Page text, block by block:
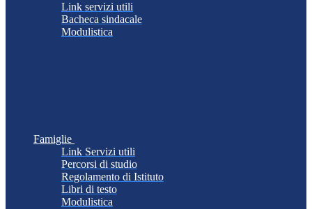
Link servizi utili
Bacheca sindacale
Modulistica
Famiglie
Link Servizi utili
Percorsi di studio
Regolamento di Istituto
Libri di testo
Modulistica